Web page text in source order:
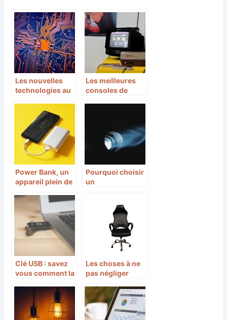
Les nouvelles
technologies au
appareils du
quotidien
Les meilleures
consoles de
Power Bank, un
appareil plein de
Pourquoi choisir
un
Clé USB : savez
vous comment la
Les choses à ne
pas négliger
jeux vidéo